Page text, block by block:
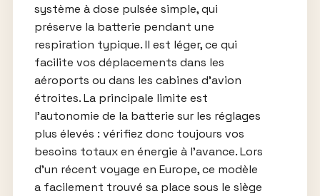
système à dose pulsée simple, qui
préserve la batterie pendant une
respiration typique. Il est léger, ce qui
facilite vos déplacements dans les
aéroports ou dans les cabines d’avion
étroites. La principale limite est
l’autonomie de la batterie sur les réglages
plus élevés : vérifiez donc toujours vos
besoins totaux en énergie à l’avance. Lors
d’un récent voyage en Europe, ce modèle
a facilement trouvé sa place sous le siège